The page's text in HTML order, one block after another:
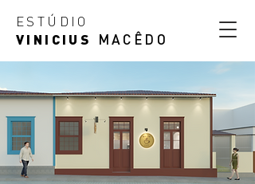
ESTÚDIO
VINICIUS
MACÊDO
BULIM E CAFÉ
2021